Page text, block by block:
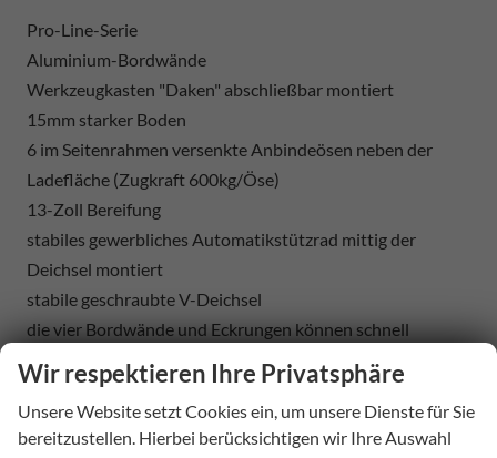
Pro-Line-Serie
Aluminium-Bordwände
Werkzeugkasten "Daken" abschließbar montiert
15mm starker Boden
6 im Seitenrahmen versenkte Anbindeösen neben der
Ladefläche (Zugkraft 600kg/Öse)
13-Zoll Bereifung
stabiles gewerbliches Automatikstützrad mittig der
Deichsel montiert
stabile geschraubte V-Deichsel
die vier Bordwände und Eckrungen können schnell
demontiert werden
geschweisster und verzinkter Stahlrahmen
optional: Aluminiumboden, Werkzeugkasten montiert,
Wir respektieren Ihre Privatsphäre
Unsere Website setzt Cookies ein, um unsere Dienste für Sie
bereitzustellen. Hierbei berücksichtigen wir Ihre Auswahl